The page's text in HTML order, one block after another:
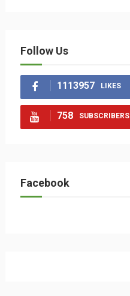
Follow Us
1113957 LIKES
758 SUBSCRIBERS
Facebook